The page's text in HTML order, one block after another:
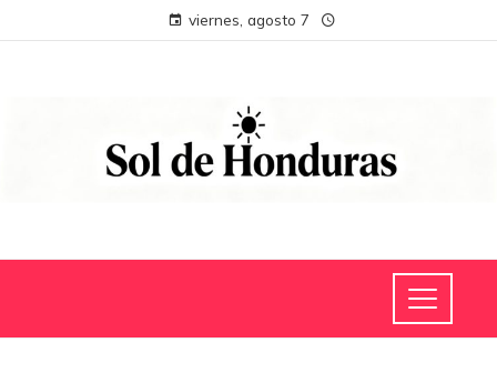
viernes, agosto 7